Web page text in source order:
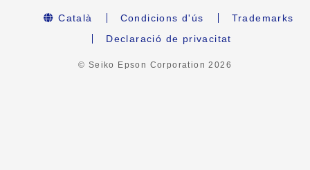
Català Condicions d'ús
Trademarks
Declaració de privacitat
© Seiko Epson Corporation2026